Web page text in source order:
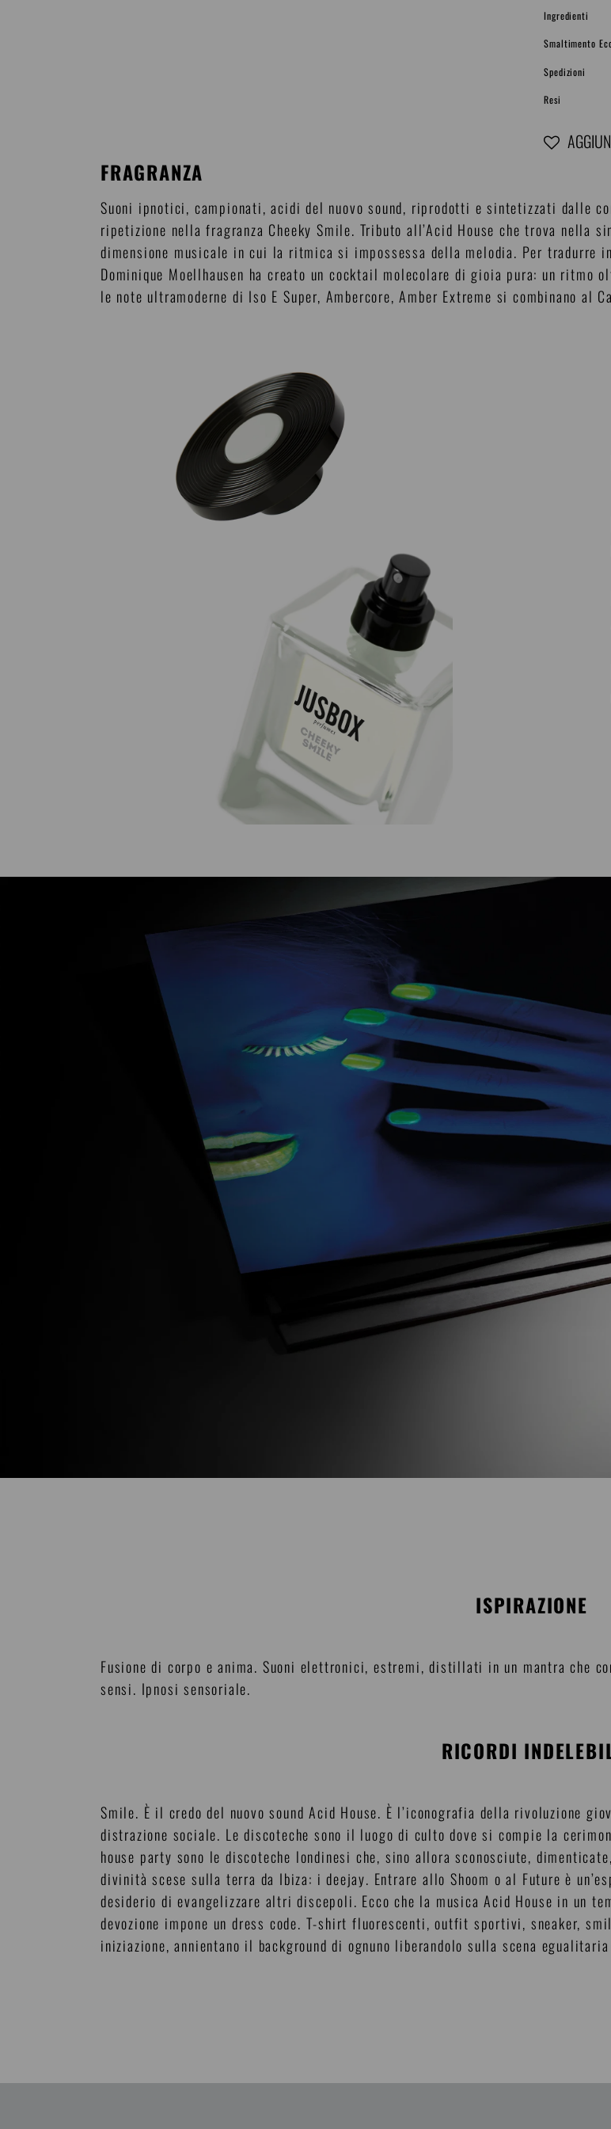
Ingredienti
Smaltimento
Spedizioni
Resi
prodotto
nel
carrello
FRAGRANZA
Suoni ipnotici, campionati, acidi del nuovo sound, riprodotti e sintetizzati dalle
ripetizione nella fragranza Cheeky Smile. Tributo all’Acid House che trova nella
dimensione musicale in cui la ritmica si impossessa della melodia. Per tradurre
Dominique Moellhausen ha creato un cocktail molecolare di gioia pura: un
le note ultramoderne di Iso E Super, Ambercore, Amber Extreme si combinano al
ISPIRAZIONE
Fusione di corpo e anima. Suoni elettronici, estremi, distillati in un mantra che
sensi. Ipnosi sensoriale.
RICORDI
Smile. È il credo del nuovo sound Acid House. È l’iconografia della rivoluzione
distrazione sociale. Le discoteche sono il luogo di culto dove si compie la
house party sono le discoteche londinesi che, sino allora sconosciute,
divinità scese sulla terra da Ibiza: i deejay. Entrare allo Shoom o al Future è
desiderio di evangelizzare altri discepoli. Ecco che la musica Acid House in un
devozione impone un dress code. T-shirt fluorescenti, outfit sportivi, sneaker,
iniziazione, annientano il background di ognuno liberandolo sulla scena